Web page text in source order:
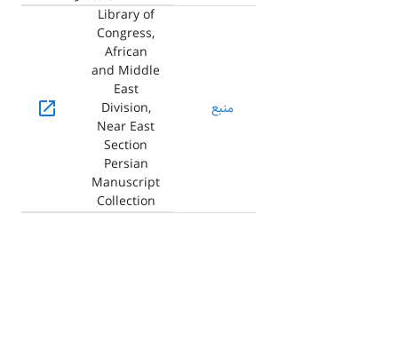
منبع
Library of
Congress,
African
and Middle
East
Division,
Near East
Section
Persian
Manuscript
Collection
open_in_new